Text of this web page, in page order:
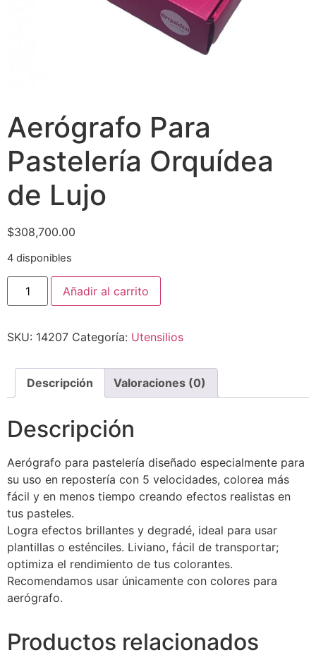
Aerógrafo Para
Pastelería Orquídea
de Lujo
$308,700.00
4 disponibles
Añadir al carrito
SKU: 14207 Categoría: Utensilios
Descripción Valoraciones (0)
Descripción
Aerógrafo para pastelería diseñado especialmente para
su uso en repostería con 5 velocidades, colorea más
fácil y en menos tiempo creando efectos realistas en
tus pasteles.
Logra efectos brillantes y degradé, ideal para usar
plantillas o esténciles. Liviano, fácil de transportar;
optimiza el rendimiento de tus colorantes.
Recomendamos usar únicamente con colores para
aerógrafo.
Productos relacionados